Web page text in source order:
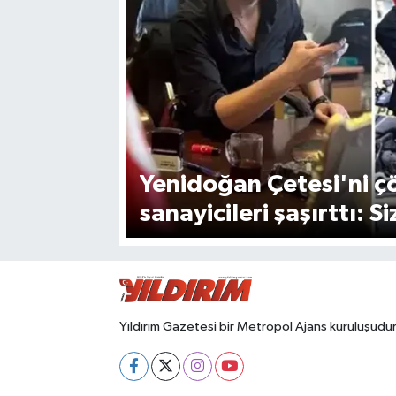
Yenidoğan Çetesi'ni
sanayicileri şaşırttı:
Yıldırım Gazetesi bir Metropol Ajans